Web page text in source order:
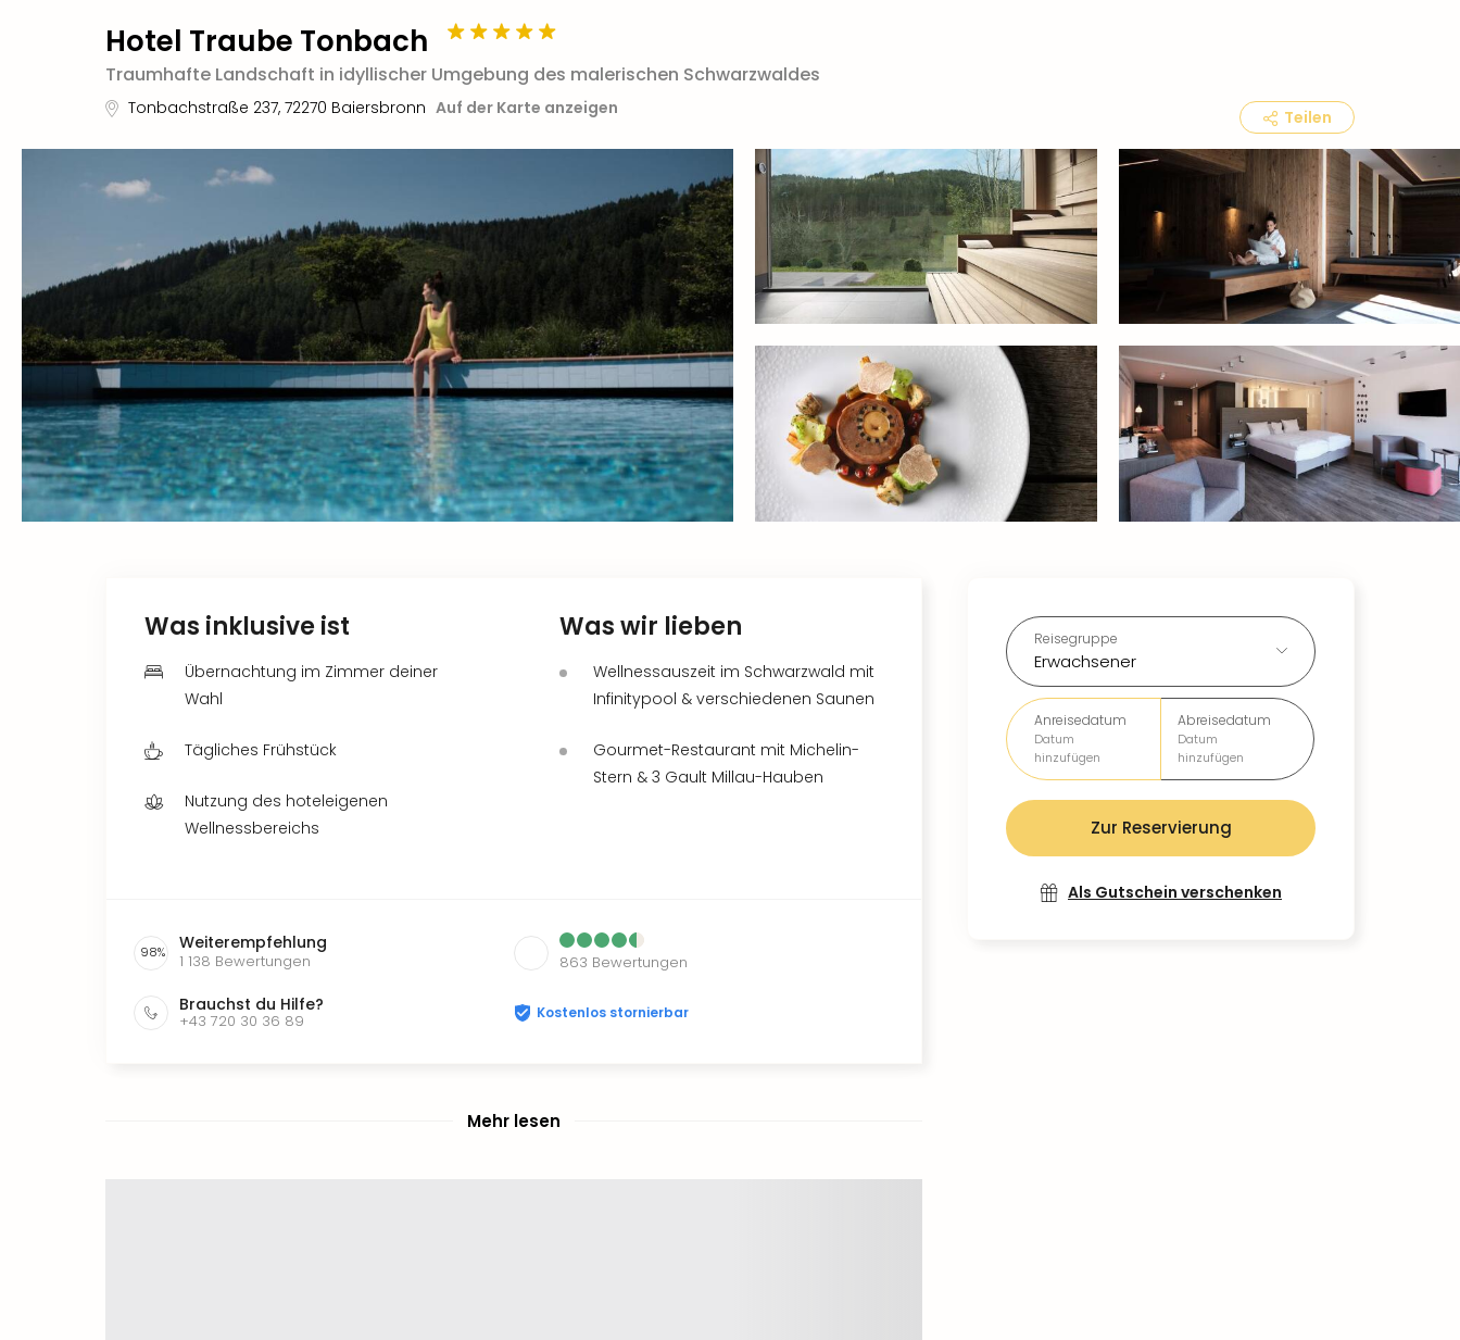
Hotel Traube Tonbach
Traumhafte Landschaft in idyllischer Umgebung des malerischen Schwarzwaldes
Tonbachstraße 237, 72270 Baiersbronn Auf der Karte anzeigen Teilen
Reisegruppe
Erwachsener
Anreisedatum
Datum
hinzufügen
Abreisedatum
Datum
hinzufügen
Zur Reservierung
Als Gutschein verschenken
Was inklusive ist
Übernachtung im Zimmer deiner
Wahl
Tägliches Frühstück
Nutzung des hoteleigenen
Wellnessbereichs
Was wir lieben
Wellnessauszeit im Schwarzwald mit
Infinitypool & verschiedenen Saunen
Gourmet-Restaurant mit Michelin-
Stern & 3 Gault Millau-Hauben
98% Weiterempfehlung
1 138 Bewertungen 863 Bewertungen
Brauchst du Hilfe?
+43 720 30 36 89 Kostenlos stornierbar
Mehr lesen